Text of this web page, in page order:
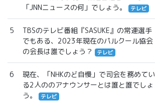
「JNNニュースの何」でしょう。
テレビ
5
TBSのテレビ番組『SASUKE』の常連選手
でもある、2023年現在のパルクール協会
の会長は誰でしょう？
テレビ
6
現在、「NHKのど自慢」で司会を務めてい
る2人ののアナウンサーとは誰と誰でしょ
う。
テレビ